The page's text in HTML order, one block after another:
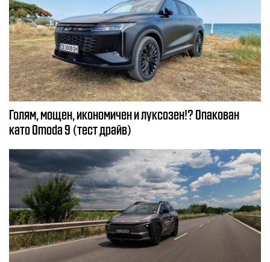
Голям, мощен, икономичен и луксозен!? Опакован
като Omoda 9 (тест драйв)